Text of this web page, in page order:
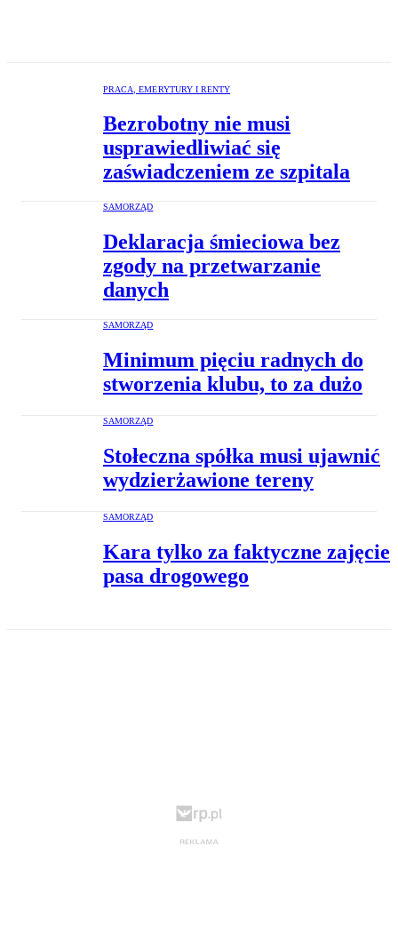
PRACA, EMERYTURY I RENTY
Bezrobotny nie musi
usprawiedliwiać się
zaświadczeniem ze szpitala
SAMORZĄD
Deklaracja śmieciowa bez
zgody na przetwarzanie
danych
SAMORZĄD
Minimum pięciu radnych do
stworzenia klubu, to za dużo
SAMORZĄD
Stołeczna spółka musi ujawnić
wydzierżawione tereny
SAMORZĄD
Kara tylko za faktyczne zajęcie
pasa drogowego